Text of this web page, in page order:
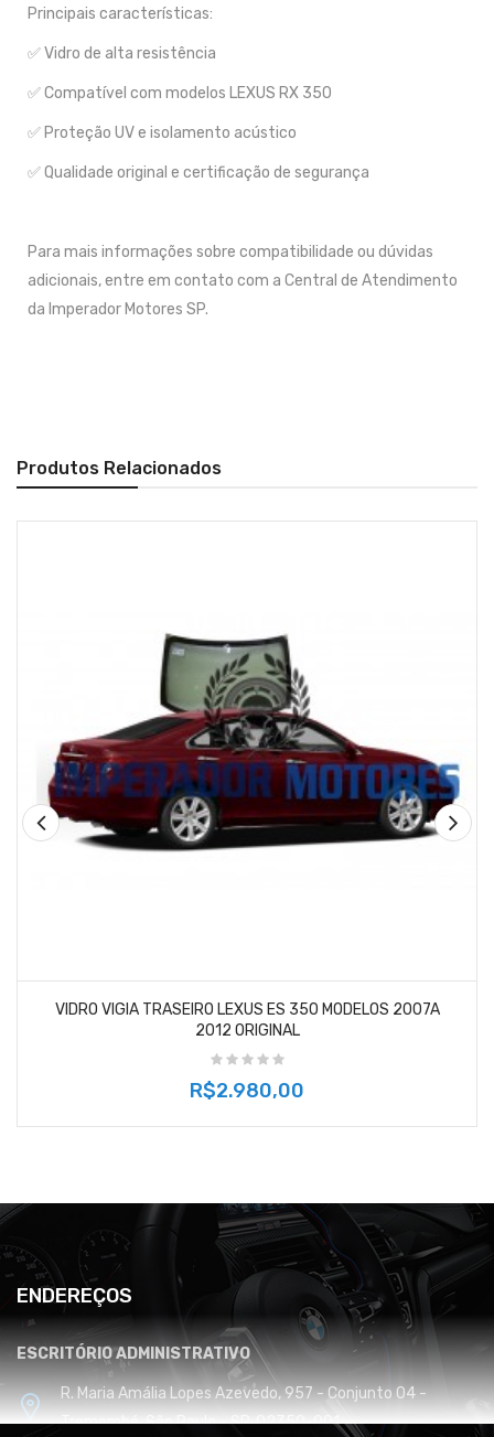
Principais características:
✅ Vidro de alta resistência
✅ Compatível com modelos LEXUS RX 350
✅ Proteção UV e isolamento acústico
✅ Qualidade original e certificação de segurança
Para mais informações sobre compatibilidade ou dúvidas
adicionais, entre em contato com a Central de Atendimento
da Imperador Motores SP.
Produtos Relacionados
VIDRO VIGIA TRASEIRO LEXUS ES 350 MODELOS 2007A
2012 ORIGINAL
R$2.980,00
ENDEREÇOS
ESCRITÓRIO ADMINISTRATIVO
R. Maria Amália Lopes Azevedo, 957 - Conjunto 04 -
Tremembé, São Paulo - SP, 02350-001